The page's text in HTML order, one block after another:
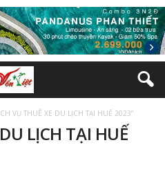
VỤ THUÊ XE DU LỊCH TẠI HUẾ 2023”
LỊCH TẠI HUẾ